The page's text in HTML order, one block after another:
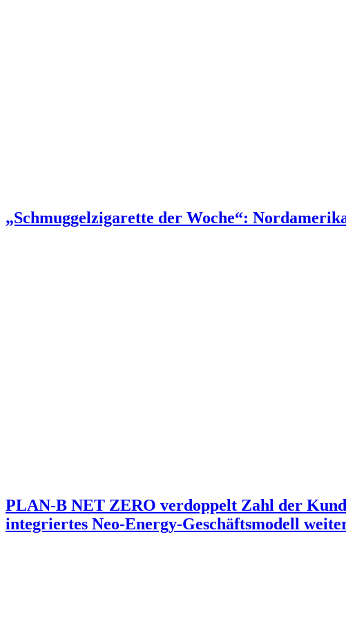
„Schmuggelzigarette der Woche“:
PLAN-B NET ZERO verdoppelt Zahl der
integriertes Neo-Energy-Geschäftsmodell